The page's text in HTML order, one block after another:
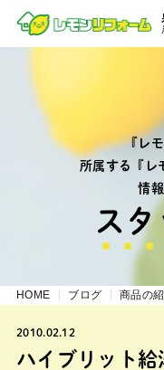
『レ
所属する『レ
情
ス
HOME ブログ 商品の
2010.02.12
ハイブリット給